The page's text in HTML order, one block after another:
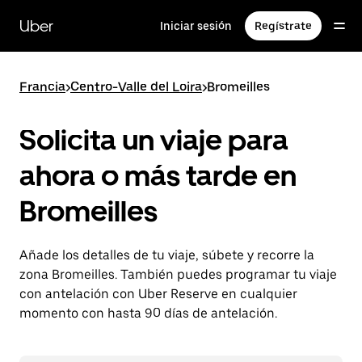
contenido
principal
Uber Iniciar sesión Regístrate
Francia>Centro-Valle del Loira>Bromeilles
Solicita un viaje para
ahora o más tarde en
Bromeilles
Añade los detalles de tu viaje, súbete y recorre la
zona Bromeilles. También puedes programar tu viaje
con antelación con Uber Reserve en cualquier
momento con hasta 90 días de antelación.